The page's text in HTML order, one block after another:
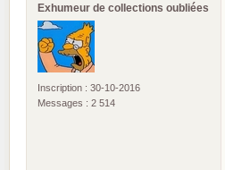
Exhumeur de collections oubliées
Inscription : 30-10-2016
Messages : 2 514